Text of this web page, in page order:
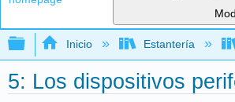
Expandir/contraer
Inicio Estantería
5: Los dispositivos